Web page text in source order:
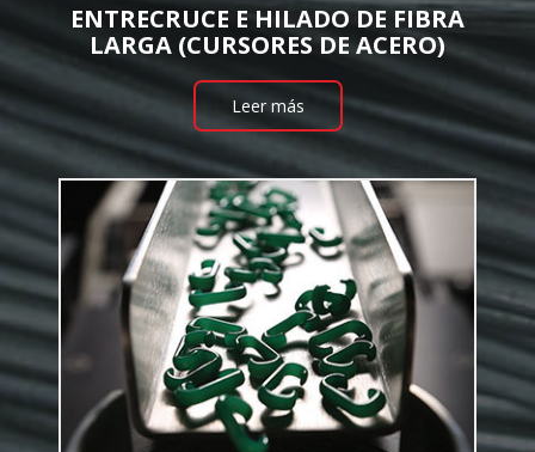
ENTRECRUCE E HILADO DE FIBRA
LARGA (CURSORES DE ACERO)
Leer más